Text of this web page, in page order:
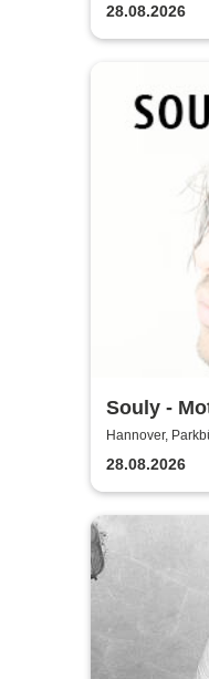
28.08.2026
Souly -
Hannover,
28.08.2026